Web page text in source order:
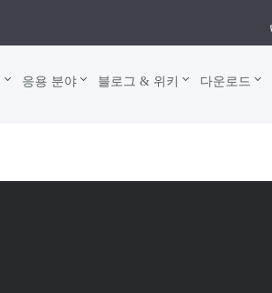
응용 분야 블로그 & 위키 다운로드